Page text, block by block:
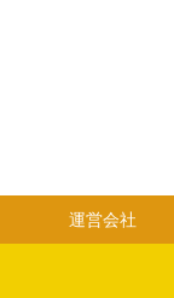
運営会社